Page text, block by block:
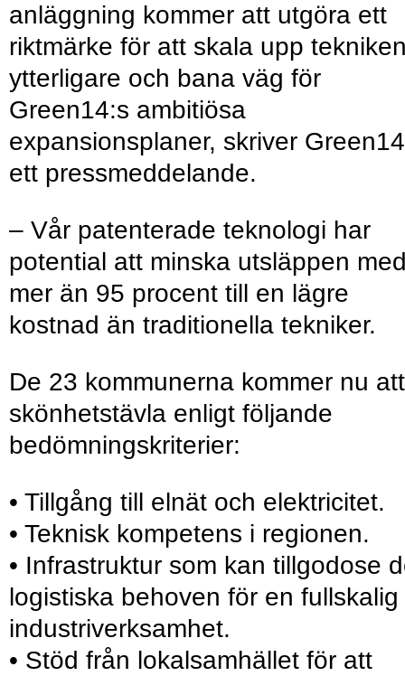
anläggning kommer att utgöra ett
riktmärke för att skala upp
ytterligare och bana väg för
Green14:s ambitiösa
expansionsplaner, skriver
ett pressmeddelande.
– Vår patenterade teknologi har
potential att minska utsläppen
mer än 95 procent till en lägre
kostnad än traditionella tekniker.
De 23 kommunerna kommer nu att
skönhetstävla enligt följande
bedömningskriterier:
• Tillgång till elnät och elektricitet.
• Teknisk kompetens i regionen.
• Infrastruktur som kan tillgodose
logistiska behoven för en fullskalig
industriverksamhet.
• Stöd från lokalsamhället för att